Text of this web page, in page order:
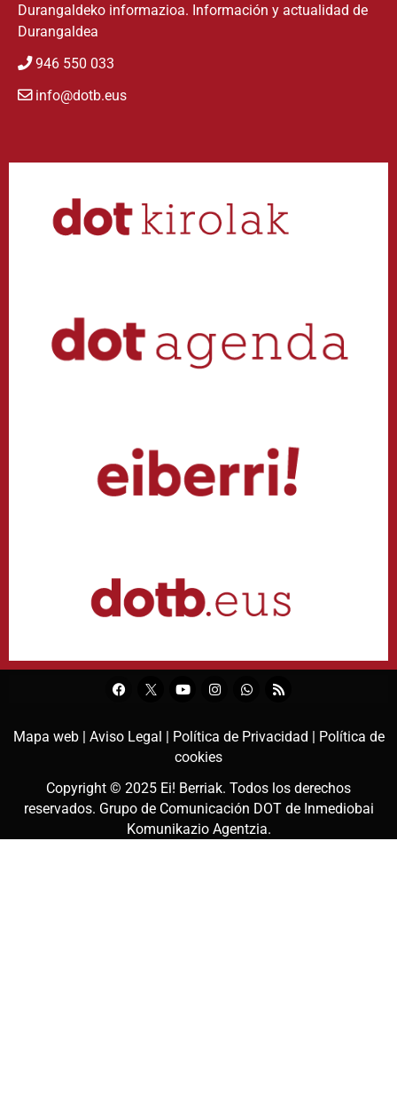
Durangaldeko informazioa. Información y actualidad de
Durangaldea
946 550 033
info@dotb.eus
Mapa web | Aviso Legal | Política de Privacidad |
Política de
cookies
Copyright © 2025 Ei! Berriak. Todos los derechos
reservados. Grupo de Comunicación DOT de Inmediobai
Komunikazio Agentzia.